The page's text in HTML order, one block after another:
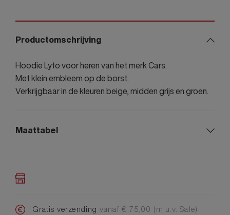
Productomschrijving
Hoodie Lyto voor heren van het merk Cars.
Met klein embleem op de borst.
Verkrijgbaar in de kleuren beige, midden grijs en groen.
Maattabel
Gratis verzending vanaf € 75,00 (m.u.v. Sale)